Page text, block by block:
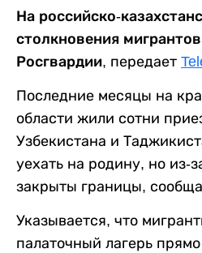
На российско-
столкновения
Росгвардии, передает
Последние месяцы на
области жили сотни
Узбекистана и
уехать на родину, но из-
закрыты границы,
Указывается, что
палаточный лагерь